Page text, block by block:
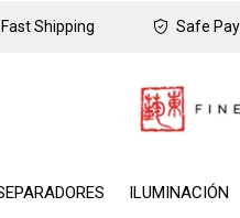
ILUMINACIÓN
Shipping Safe